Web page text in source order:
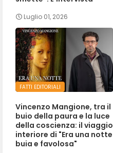
Luglio 01, 2026
FATTI EDITORIALI
Vincenzo Mangione, tra il
buio della paura e la luce
della coscienza: il viaggio
interiore di "Era una notte
buia e favolosa"